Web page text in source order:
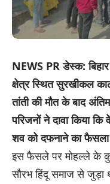
NEWS PR डेस्क:
क्षेत्र स्थित सुरखीकल
तांती की मौत के बाद
परिजनों ने दावा किया
शव को दफनाने का फैसला
इस फैसले पर मोहल्ले के
सौरभ हिंदू समाज से जुड़ा